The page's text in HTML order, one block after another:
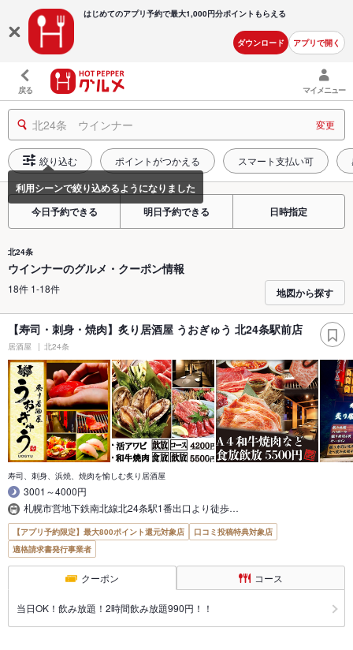
はじめてのアプリ予約で最大1,000円分ポイントもらえる
ダウンロード アプリで開く
戻る マイメニュー
北24条 ウインナー 変更
絞り込む ポイントがつかえる スマート支払い可
今日予約できる 明日予約できる 日時指定
北24条
ウインナーのグルメ・クーポン情報
18件 1-18件 地図から探す
【寿司・刺身・焼肉】炙り居酒屋 うおぎゅう 北24条駅前店
居酒屋 北24条
寿司、刺身、浜焼、焼肉を愉しむ炙り居酒屋
3001～4000円
札幌市営地下鉄南北線北24条駅1番出口より徒歩…
【アプリ予約限定】最大800ポイント還元対象店
口コミ投稿特典対象店
適格請求書発行事業者
クーポン コース
当日OK！飲み放題！2時間飲み放題990円！！